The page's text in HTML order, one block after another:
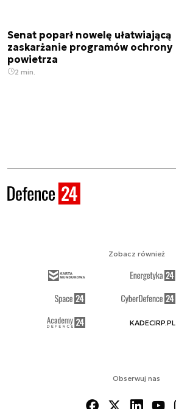
Senat poparł nowelę ułatwiającą
zaskarżanie programów ochrony
powietrza
2 min.
Obserwuj nas
Zobacz również
KADECIRP.PL